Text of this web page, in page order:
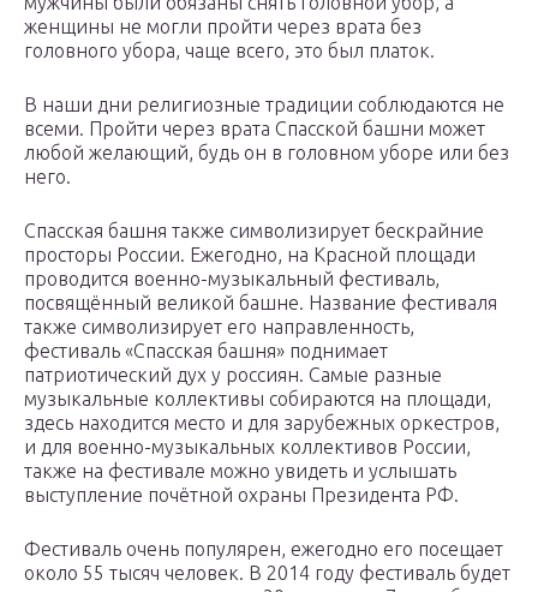
женщины не могли пройти через врата без
головного убора, чаще всего, это был платок.
В наши дни религиозные традиции соблюдаются не
всеми. Пройти через врата Спасской башни может
любой желающий, будь он в головном уборе или без
него.
Спасская башня также символизирует бескрайние
просторы России. Ежегодно, на Красной площади
проводится военно-музыкальный фестиваль,
посвящённый великой башне. Название фестиваля
также символизирует его направленность,
фестиваль «Спасская башня» поднимает
патриотический дух у россиян. Самые разные
музыкальные коллективы собираются на площади,
здесь находится место и для зарубежных оркестров,
и для военно-музыкальных коллективов России,
также на фестивале можно увидеть и услышать
выступление почётной охраны Президента РФ.
Фестиваль очень популярен, ежегодно его посещает
около 55 тысяч человек. В 2014 году фестиваль будет